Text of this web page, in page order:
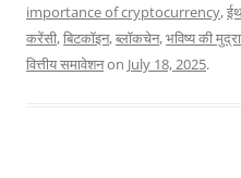
importance of cryptocurrency,
करेंसी,बिटकॉइन,ब्लॉकचेन,भविष्य की मुद्रा
वित्तीय समावेशनon July 18, 2025.